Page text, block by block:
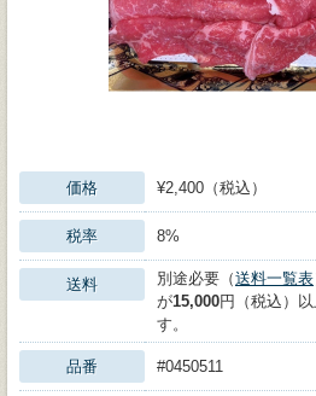
価格 ¥2,400（税込）
税率 8%
送料 別途必要（送料一覧表
が15,000円（税込）
す。
品番 #0450511